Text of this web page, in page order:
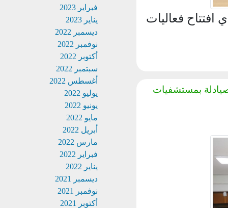
فعاليات
بمستشفيات
فبراير 2023
يناير 2023
ديسمبر 2022
نوفمبر 2022
أكتوبر 2022
سبتمبر 2022
أغسطس 2022
يوليو 2022
يونيو 2022
مايو 2022
أبريل 2022
مارس 2022
فبراير 2022
يناير 2022
ديسمبر 2021
نوفمبر 2021
أكتوبر 2021